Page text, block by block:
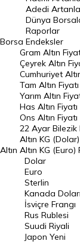
Geçmiş Kapanışlar
Dünya Borsaları
Raporlar
Endeksler
DÖVİZ
Döviz Kuru
Dolar Kuru
Euro Kuru
Pound Kuru
Frank Kuru
Riyal Kuru
Avustralya Doları
Borsa
Adedi
Dünya
Raporlar
Endeksler
Altın
Gram Altın
Çeyrek Altın
Cumhuriyet
Tam Altın Fiyatı
Yarım Altın
Has Altın Fiyatı
Ons Altın Fiyatı
22 Ayar Bilezik
Altın KG (Dolar)
Altın KG (Euro)
Dolar
Euro
Sterlin
Kanada Doları
İsviçre Frangı
Rus Rublesi
Suudi Riyali
Japon Yeni